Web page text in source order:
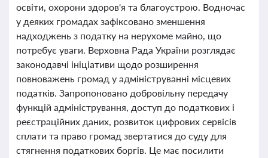
освіти, охорони здоров'я та благоустрою. Водночас
у деяких громадах зафіксовано зменшення
надходжень з податку на нерухоме майно, що
потребує уваги. Верховна Рада України розглядає
законодавчі ініціативи щодо розширення
повноважень громад у адмініструванні місцевих
податків. Запропоновано добровільну передачу
функцій адміністрування, доступ до податкових і
реєстраційних даних, розвиток цифрових сервісів
сплати та право громад звертатися до суду для
стягнення податкових боргів. Це має посилити